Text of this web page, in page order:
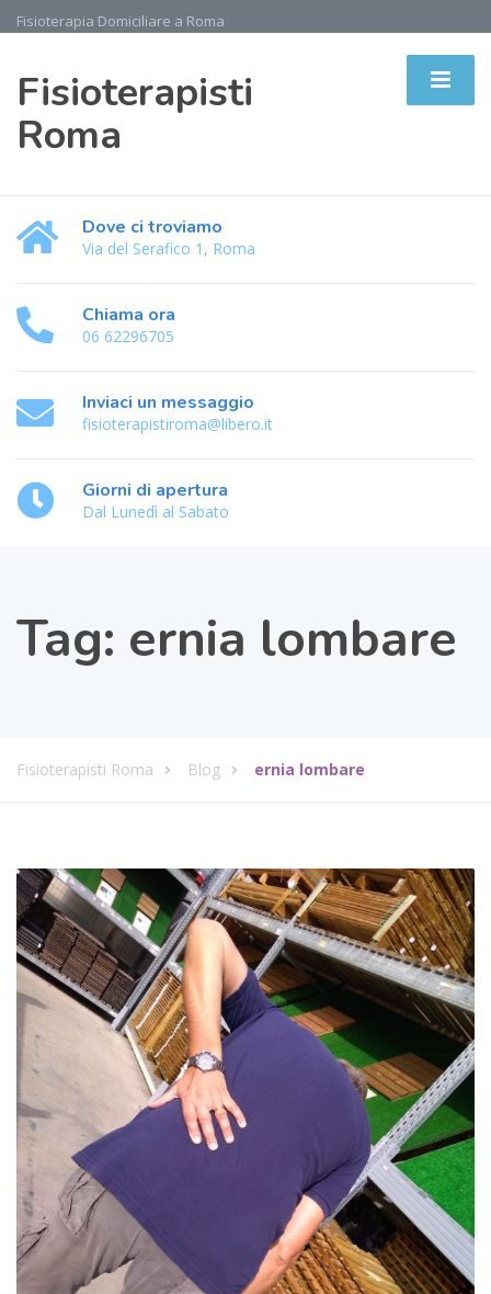
Fisioterapia Domiciliare a Roma
Fisioterapisti
Roma
Dove ci troviamo
Via del Serafico 1, Roma
Chiama ora
06 62296705
Inviaci un messaggio
fisioterapistiroma@libero.it
Giorni di apertura
Dal Lunedì al Sabato
Tag: ernia lombare
Fisioterapisti Roma Blog ernia lombare